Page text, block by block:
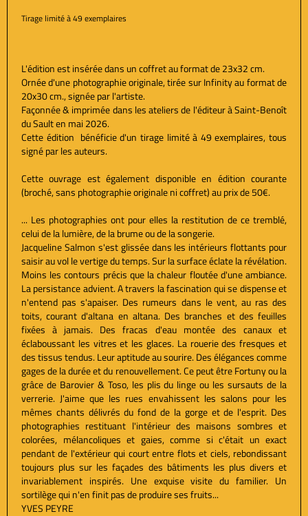
Tirage limité à 49 exemplaires
L'édition est insérée dans un coffret au format de 23x32 cm.
Ornée d'une photographie originale, tirée sur Infinity au format de
20x30 cm., signée par l'artiste.
Façonnée & imprimée dans les ateliers de l'éditeur à Saint-Benoît
du Sault en mai 2026.
Cette édition bénéficie d'un tirage limité à 49 exemplaires, tous
signé par les auteurs.
Cette ouvrage est également disponible en édition courante
(broché, sans photographie originale ni coffret) au prix de 50€.
... Les photographies ont pour elles la restitution de ce tremblé,
celui de la lumière, de la brume ou de la songerie.
Jacqueline Salmon s'est glissée dans les intérieurs flottants pour
saisir au vol le vertige du temps. Sur la surface éclate la révélation.
Moins les contours précis que la chaleur floutée d'une ambiance.
La persistance advient. A travers la fascination qui se dispense et
n'entend pas s'apaiser. Des rumeurs dans le vent, au ras des
toits, courant d'altana en altana. Des branches et des feuilles
fixées à jamais. Des fracas d'eau montée des canaux et
éclaboussant les vitres et les glaces. La rouerie des fresques et
des tissus tendus. Leur aptitude au sourire. Des élégances comme
gages de la durée et du renouvellement. Ce peut être Fortuny ou la
grâce de Barovier & Toso, les plis du linge ou les sursauts de la
verrerie. J'aime que les rues envahissent les salons pour les
mêmes chants délivrés du fond de la gorge et de l'esprit. Des
photographies restituant l'intérieur des maisons sombres et
colorées, mélancoliques et gaies, comme si c'était un exact
pendant de l'extérieur qui court entre flots et ciels, rebondissant
toujours plus sur les façades des bâtiments les plus divers et
invariablement inspirés. Une exquise visite du familier. Un
sortilège qui n'en finit pas de produire ses fruits...
YVES PEYRE